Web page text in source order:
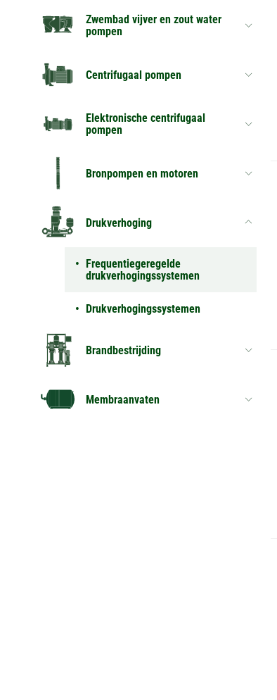
Zwembad vijver en zout water
pompen
Centrifugaal pompen
Elektronische centrifugaal
pompen
Bronpompen en motoren
Drukverhoging
Frequentiegeregelde
drukverhogingssystemen
Drukverhogingssystemen
Brandbestrijding
Membraanvaten